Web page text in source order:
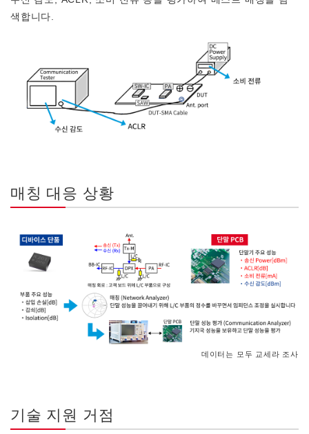
색합니다.
매칭 대응 상황
데이터는 모두 교세라 조사
기술 지원 거점